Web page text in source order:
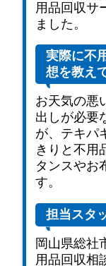
用品回収サ
ました。
実際に不
想を教え
お天気の悪
出しが必要
が、テキパ
きりと不用
タンスやお
す。
担当スタ
岡山県総社
用品回収相